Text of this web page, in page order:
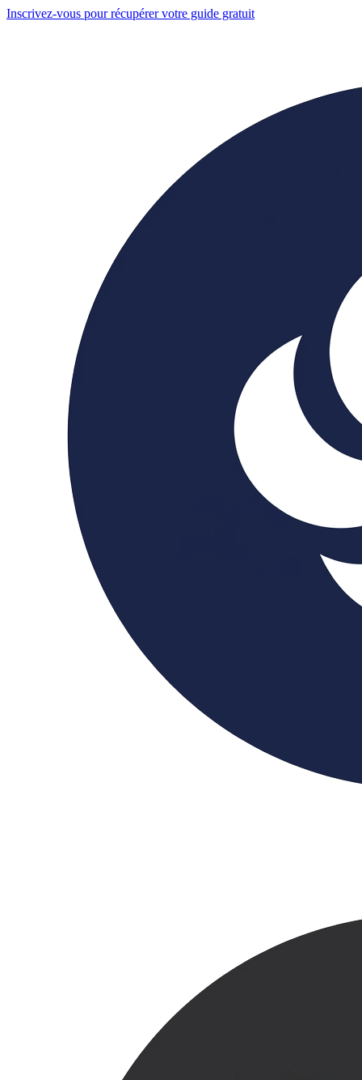
Inscrivez-vous pour récupérer votre guide gratuit